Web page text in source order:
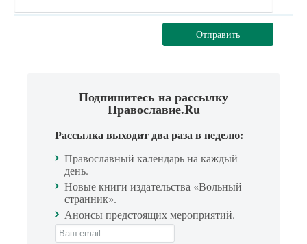
Отправить
Подпишитесь на рассылку
Православие.Ru
Рассылка выходит два раза в неделю:
Православный календарь на каждый
день.
Новые книги издательства «Вольный
странник».
Анонсы предстоящих мероприятий.